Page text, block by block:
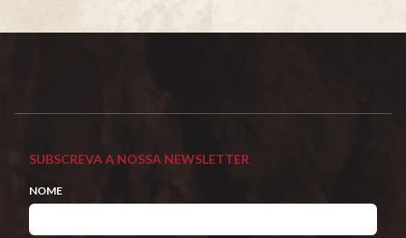
SUBSCREVA A NOSSA NEWSLETTER
NOME